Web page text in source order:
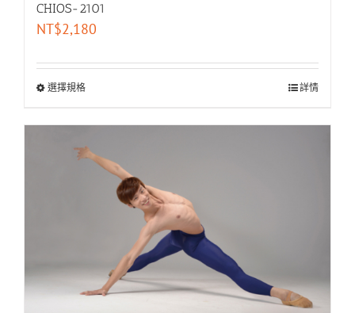
CHIOS-2101
NT$2,180
選擇規格 詳情